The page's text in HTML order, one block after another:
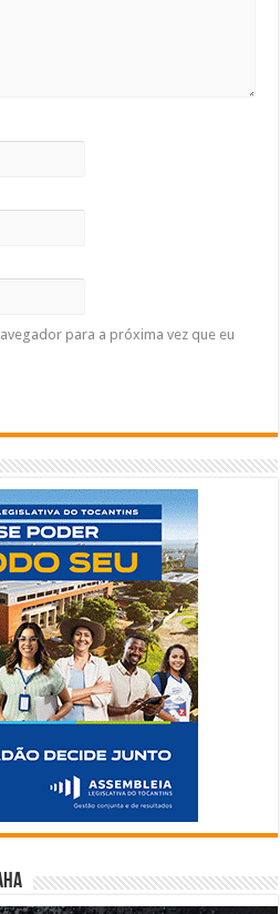
para a próxima vez que eu